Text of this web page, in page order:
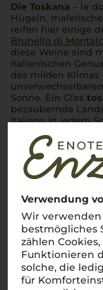
Verwendung
Wir verwenden
bestmögliches
zählen
Funktionieren
solche, die
für
Die Toskana – la
Hügeln,
reifen hier einige
Brunello di
diese Weine sind
italienischen
des milden
Sonne. Ein Glas
bezaubernde
Italiens in jedem
Mehr Weine aus